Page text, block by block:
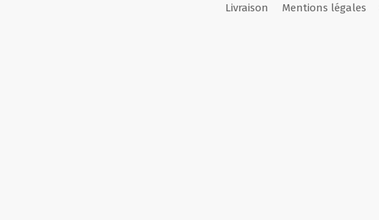
Livraison Mentions légales